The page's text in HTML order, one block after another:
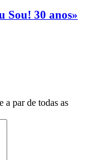
Sou! 30 anos»
a par de todas as